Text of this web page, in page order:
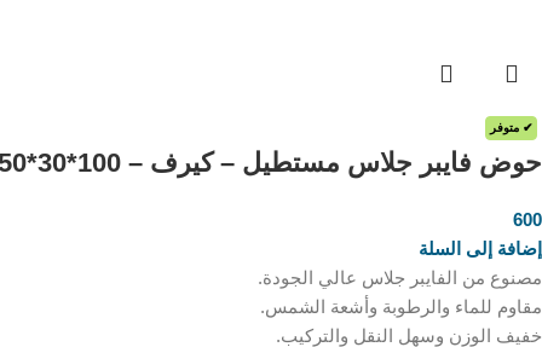
✔ متوفر
حوض فايبر جلاس مستطيل – كيرف – 100*30*50 سم
600
إضافة إلى السلة
مصنوع من الفايبر جلاس عالي الجودة.
مقاوم للماء والرطوبة وأشعة الشمس.
خفيف الوزن وسهل النقل والتركيب.